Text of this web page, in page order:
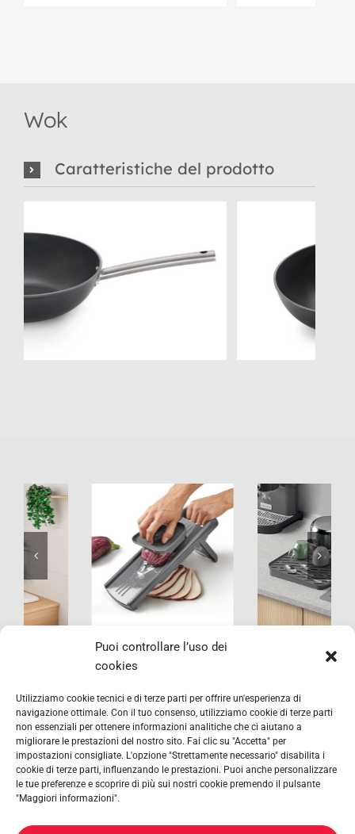
Puoi controllare l’uso dei
cookies
Utilizziamo cookie tecnici e di terze parti per offrire un'esperienza di
navigazione ottimale. Con il tuo consenso, utilizziamo cookie di terze parti
non essenziali per ottenere informazioni analitiche che ci aiutano a
migliorare le prestazioni del nostro sito. Fai clic su "Accetta" per
impostazioni consigliate. L'opzione "Strettamente necessario" disabilita i
cookie di terze parti, influenzando le prestazioni. Puoi anche personalizzare
le tue preferenze e scoprire di più sui nostri cookie premendo il pulsante
"Maggiori informazioni".
Wok
Caratteristiche del prodotto
Gravity-Duo York LAVA
METALTEX SA © 2023 Powered by Ticyweb